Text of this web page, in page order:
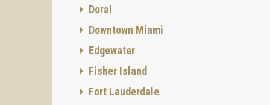
Doral
Downtown Miami
Edgewater
Fisher Island
Fort Lauderdale